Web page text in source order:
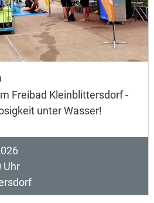
Freibad Kleinblittersdorf -
unter Wasser!
Uhr